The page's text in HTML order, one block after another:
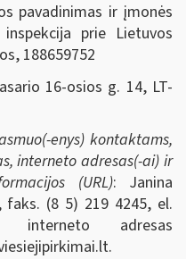
pavadinimas ir įmonės
prie Lietuvos
188659752
16-osios g. 14, LT-
enys) kontaktams,
interneto adresas(-ai) ir
(URL): Janina
(8 5) 219 4245, el.
interneto adresas